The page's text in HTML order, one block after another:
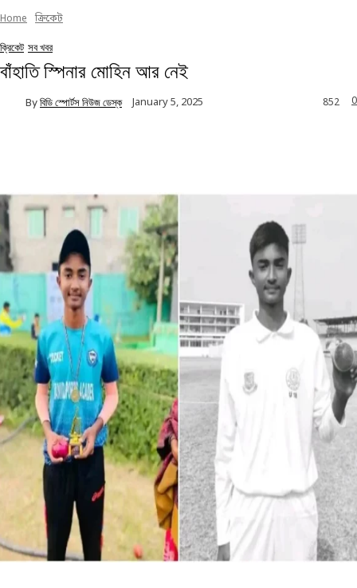
Home ক্রিকেট
ক্রিকেট সব খবর
বাঁহাতি স্পিনার মোহিন আর নেই
By বিডি স্পোর্টস নিউজ ডেস্ক January 5, 2025 0
852